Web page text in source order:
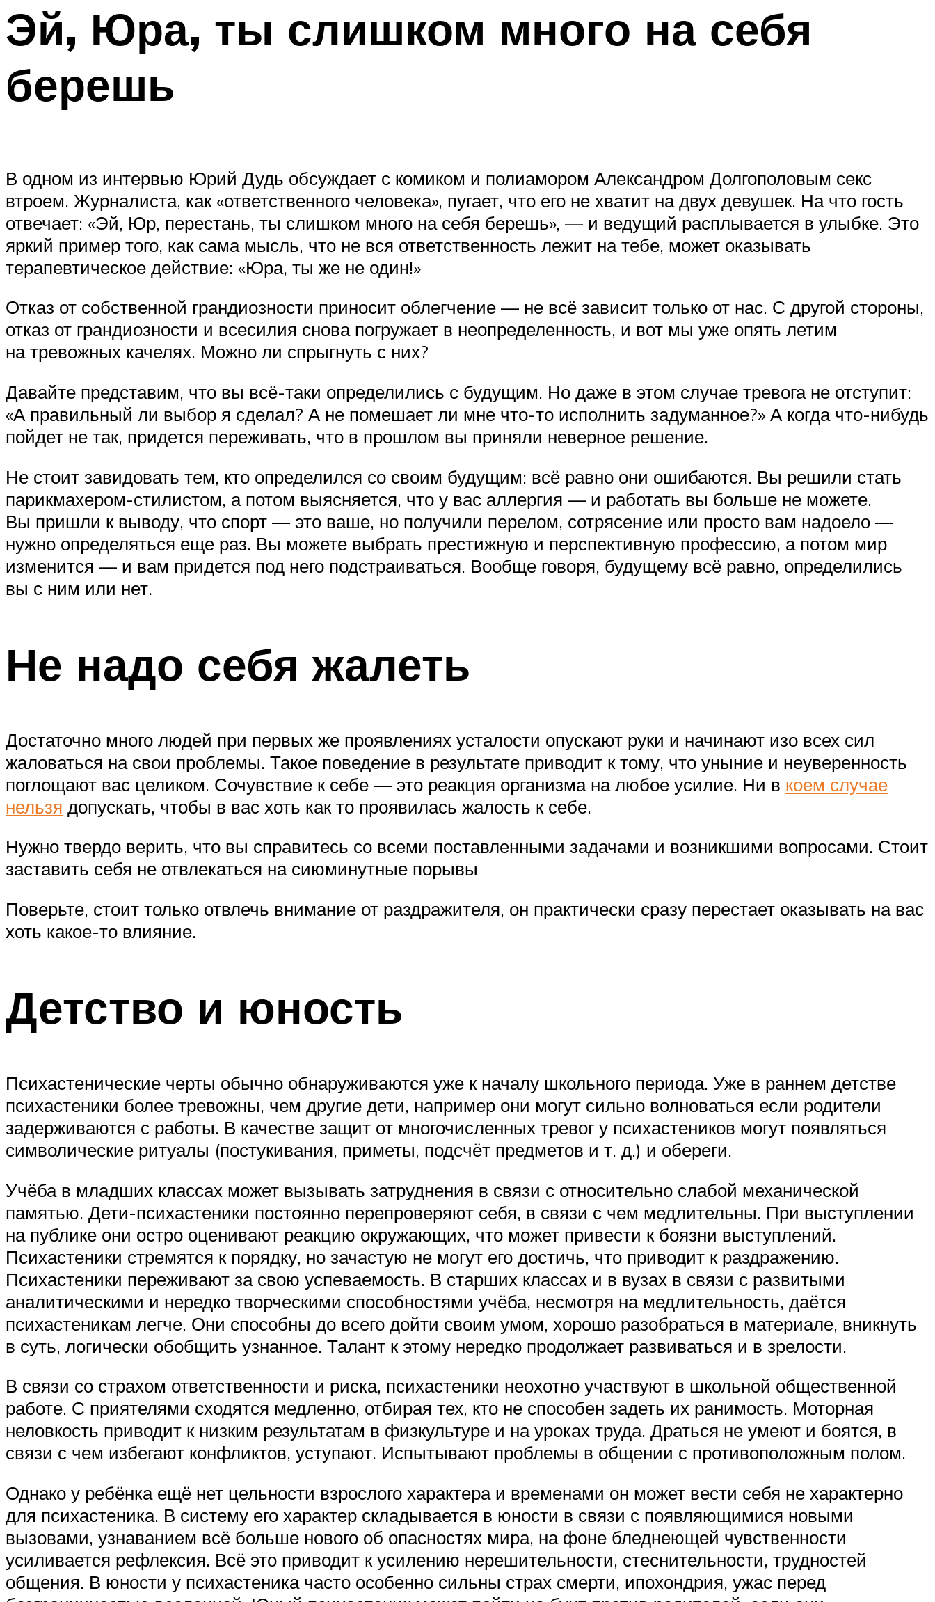
Эй, Юра, ты слишком много на себя
берешь
В одном из интервью Юрий Дудь обсуждает с комиком и полиамором Александром Долгополовым секс
втроем. Журналиста, как «ответственного человека», пугает, что его не хватит на двух девушек. На что гость
отвечает: «Эй, Юр, перестань, ты слишком много на себя берешь», — и ведущий расплывается в улыбке. Это
яркий пример того, как сама мысль, что не вся ответственность лежит на тебе, может оказывать
терапевтическое действие: «Юра, ты же не один!»
Отказ от собственной грандиозности приносит облегчение — не всё зависит только от нас. С другой стороны,
отказ от грандиозности и всесилия снова погружает в неопределенность, и вот мы уже опять летим
на тревожных качелях. Можно ли спрыгнуть с них?
Давайте представим, что вы всё-таки определились с будущим. Но даже в этом случае тревога не отступит:
«А правильный ли выбор я сделал? А не помешает ли мне что-то исполнить задуманное?» А когда что-нибудь
пойдет не так, придется переживать, что в прошлом вы приняли неверное решение.
Не стоит завидовать тем, кто определился со своим будущим: всё равно они ошибаются. Вы решили стать
парикмахером-стилистом, а потом выясняется, что у вас аллергия — и работать вы больше не можете.
Вы пришли к выводу, что спорт — это ваше, но получили перелом, сотрясение или просто вам надоело —
нужно определяться еще раз. Вы можете выбрать престижную и перспективную профессию, а потом мир
изменится — и вам придется под него подстраиваться. Вообще говоря, будущему всё равно, определились
вы с ним или нет.
Не надо себя жалеть
Достаточно много людей при первых же проявлениях усталости опускают руки и начинают изо всех сил
жаловаться на свои проблемы. Такое поведение в результате приводит к тому, что уныние и неуверенность
поглощают вас целиком. Сочувствие к себе — это реакция организма на любое усилие. Ни в коем случае
нельзя допускать, чтобы в вас хоть как то проявилась жалость к себе.
Нужно твердо верить, что вы справитесь со всеми поставленными задачами и возникшими вопросами. Стоит
заставить себя не отвлекаться на сиюминутные порывы
Поверьте, стоит только отвлечь внимание от раздражителя, он практически сразу перестает оказывать на вас
хоть какое-то влияние.
Детство и юность
Психастенические черты обычно обнаруживаются уже к началу школьного периода. Уже в раннем детстве
психастеники более тревожны, чем другие дети, например они могут сильно волноваться если родители
задерживаются с работы. В качестве защит от многочисленных тревог у психастеников могут появляться
символические ритуалы (постукивания, приметы, подсчёт предметов и т. д.) и обереги.
Учёба в младших классах может вызывать затруднения в связи с относительно слабой механической
памятью. Дети-психастеники постоянно перепроверяют себя, в связи с чем медлительны. При выступлении
на публике они остро оценивают реакцию окружающих, что может привести к боязни выступлений.
Психастеники стремятся к порядку, но зачастую не могут его достичь, что приводит к раздражению.
Психастеники переживают за свою успеваемость. В старших классах и в вузах в связи с развитыми
аналитическими и нередко творческими способностями учёба, несмотря на медлительность, даётся
психастеникам легче. Они способны до всего дойти своим умом, хорошо разобраться в материале, вникнуть
в суть, логически обобщить узнанное. Талант к этому нередко продолжает развиваться и в зрелости.
В связи со страхом ответственности и риска, психастеники неохотно участвуют в школьной общественной
работе. С приятелями сходятся медленно, отбирая тех, кто не способен задеть их ранимость. Моторная
неловкость приводит к низким результатам в физкультуре и на уроках труда. Драться не умеют и боятся, в
связи с чем избегают конфликтов, уступают. Испытывают проблемы в общении с противоположным полом.
Однако у ребёнка ещё нет цельности взрослого характера и временами он может вести себя не характерно
для психастеника. В систему его характер складывается в юности в связи с появляющимися новыми
вызовами, узнаванием всё больше нового об опасностях мира, на фоне бледнеющей чувственности
усиливается рефлексия. Всё это приводит к усилению нерешительности, стеснительности, трудностей
общения. В юности у психастеника часто особенно сильны страх смерти, ипохондрия, ужас перед